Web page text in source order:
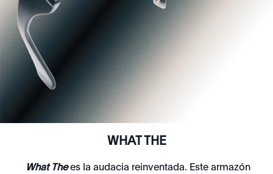
WHAT THE
What Thees la audacia reinventada. Este armazón